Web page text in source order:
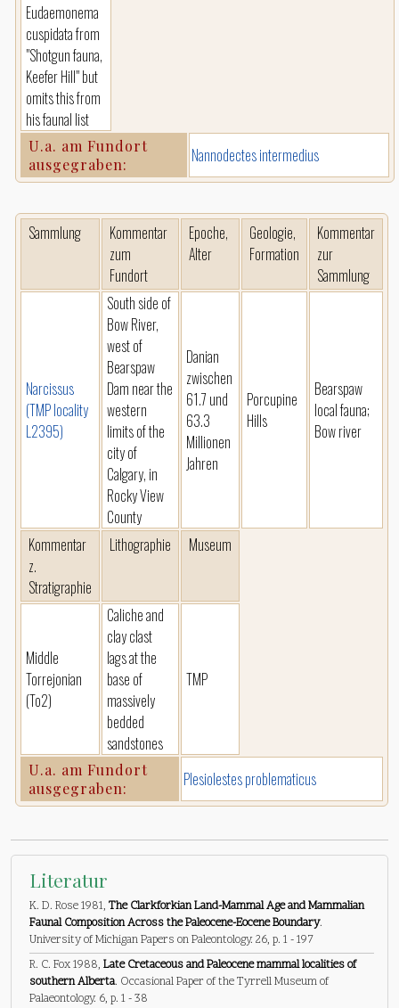
Eudaemonema
cuspidata from
"Shotgun fauna,
Keefer Hill" but
omits this from
his faunal list
U.a. am Fundort
ausgegraben:
Nannodectes intermedius
Sammlung
Kommentar
zum
Fundort
Epoche,
Alter
Geologie,
Formation
Kommentar
zur
Sammlung
Narcissus
(TMP locality
L2395)
South side of
Bow River,
west of
Bearspaw
Dam near the
western
limits of the
city of
Calgary, in
Rocky View
County
Danian
zwischen
61.7 und
63.3
Millionen
Jahren
Porcupine
Hills
Bearspaw
local fauna;
Bow river
Kommentar
z.
Stratigraphie
Lithographie Museum
Middle
Torrejonian
(To2)
Caliche and
clay clast
lags at the
base of
massively
bedded
sandstones
TMP
U.a. am Fundort
ausgegraben:
Plesiolestes problematicus
Literatur
K. D. Rose 1981, The Clarkforkian Land-Mammal Age and Mammalian
Faunal Composition Across the Paleocene-Eocene Boundary.
University of Michigan Papers on Paleontology. 26, p. 1 - 197
R. C. Fox 1988, Late Cretaceous and Paleocene mammal localities of
southern Alberta. Occasional Paper of the Tyrrell Museum of
Palaeontology. 6, p. 1 - 38